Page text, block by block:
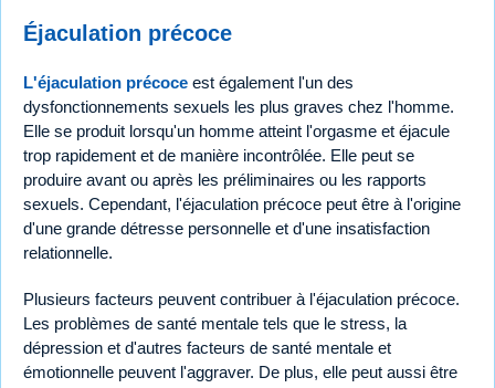
Éjaculation précoce
L'éjaculation précoce est également l'un des
dysfonctionnements sexuels les plus graves chez l'homme.
Elle se produit lorsqu'un homme atteint l'orgasme et éjacule
trop rapidement et de manière incontrôlée. Elle peut se
produire avant ou après les préliminaires ou les rapports
sexuels. Cependant, l'éjaculation précoce peut être à l'origine
d'une grande détresse personnelle et d'une insatisfaction
relationnelle.
Plusieurs facteurs peuvent contribuer à l'éjaculation précoce.
Les problèmes de santé mentale tels que le stress, la
dépression et d'autres facteurs de santé mentale et
émotionnelle peuvent l'aggraver. De plus, elle peut aussi être